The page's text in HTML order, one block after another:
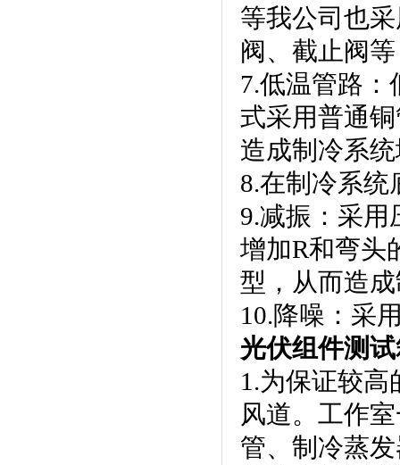
等我公司也采
阀、截止
7.低温管路
式采用普通铜
造成制冷系统
8.在制冷系统
9.减振：
增加R和弯头
型，从而造
10.降噪：
光伏组件测
1.为保证较高
风道。工
管、制冷蒸